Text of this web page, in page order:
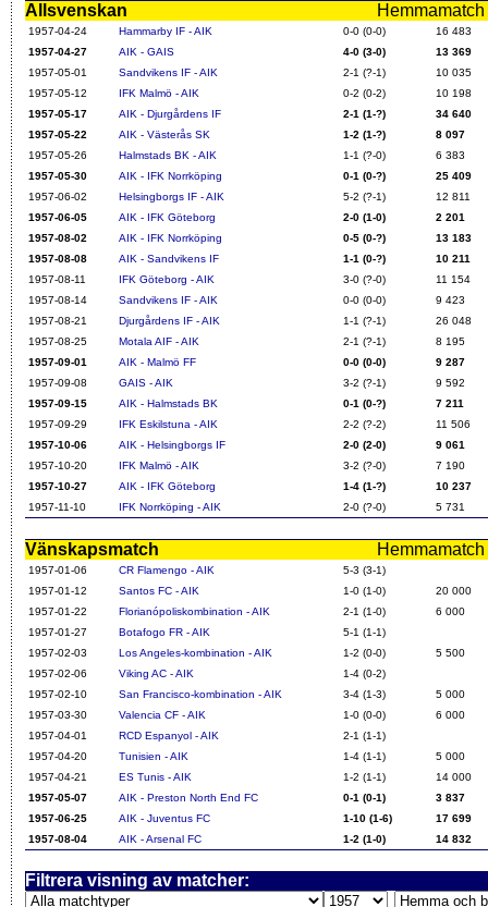
Allsvenskan
1957-04-24 Hammarby IF - AIK 0-0 (0-0)
16 483
1957-04-27
AIK - GAIS 4-0 (3-0)
13 369
1957-05-01
Sandvikens IF - AIK 2-1 (?-1)
10 035
1957-05-12
IFK Malmö - AIK 0-2 (0-2)
10 198
1957-05-17
AIK - Djurgårdens IF 2-1 (1-?)
34 640
1957-05-22
AIK - Västerås SK 1-2 (1-?)
8 097
1957-05-26
Halmstads BK - AIK 1-1 (?-0)
6 383
1957-05-30
AIK - IFK Norrköping 0-1 (0-?)
25 409
1957-06-02
Helsingborgs IF - AIK 5-2 (?-1)
12 811
1957-06-05
AIK - IFK Göteborg 2-0 (1-0)
2 201
1957-08-02
AIK - IFK Norrköping 0-5 (0-?)
13 183
1957-08-08
AIK - Sandvikens IF 1-1 (0-?)
10 211
1957-08-11
IFK Göteborg - AIK 3-0 (?-0)
11 154
1957-08-14
Sandvikens IF - AIK 0-0 (0-0)
9 423
1957-08-21
Djurgårdens IF - AIK 1-1 (?-1)
26 048
1957-08-25
Motala AIF - AIK 2-1 (?-1)
8 195
1957-09-01
AIK - Malmö FF 0-0 (0-0)
9 287
1957-09-08
GAIS - AIK 3-2 (?-1)
9 592
1957-09-15
AIK - Halmstads BK 0-1 (0-?)
7 211
1957-09-29
IFK Eskilstuna - AIK 2-2 (?-2)
11 506
1957-10-06
AIK - Helsingborgs IF 2-0 (2-0)
9 061
1957-10-20
IFK Malmö - AIK 3-2 (?-0)
7 190
1957-10-27
AIK - IFK Göteborg 1-4 (1-?)
10 237
1957-11-10
IFK Norrköping - AIK 2-0 (?-0) 5 731
Vänskapsmatch
1957-01-06 CR Flamengo - AIK
5-3 (3-1)
1957-01-12
Santos FC - AIK 1-0 (1-0)
20 000
1957-01-22
Florianópoliskombination - AIK 2-1 (1-0)
6 000
1957-01-27
Botafogo FR - AIK
5-1 (1-1)
1957-02-03
Los Angeles-kombination - AIK 1-2 (0-0)
5 500
1957-02-06
Viking AC - AIK
1-4 (0-2)
1957-02-10
San Francisco-kombination - AIK 3-4 (1-3)
5 000
1957-03-30
Valencia CF - AIK 1-0 (0-0)
6 000
1957-04-01
RCD Espanyol - AIK
2-1 (1-1)
1957-04-20
Tunisien - AIK 1-4 (1-1)
5 000
1957-04-21
ES Tunis - AIK 1-2 (1-1)
14 000
1957-05-07
AIK - Preston North End FC 0-1 (0-1)
3 837
1957-06-25
AIK - Juventus FC 1-10 (1-6)
17 699
1957-08-04
AIK - Arsenal FC 1-2 (1-0) 14 832
Filtrera visning av matcher: